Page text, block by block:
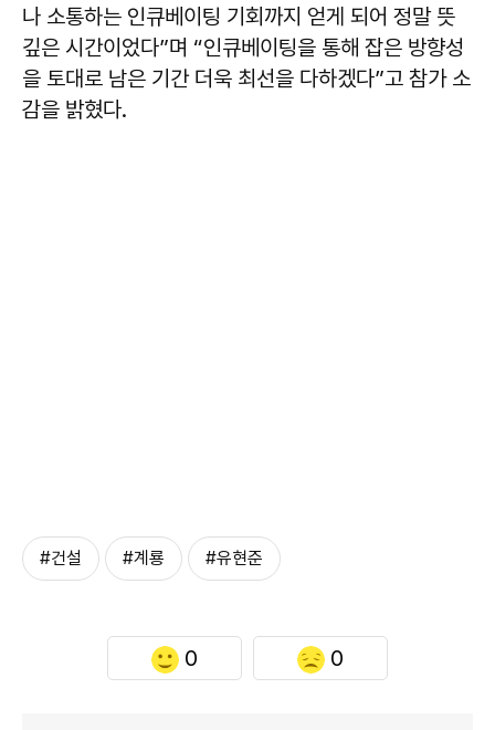
나 소통하는 인큐베이팅 기회까지 얻게 되어 정말 뜻
깊은 시간이었다”며 “인큐베이팅을 통해 잡은 방향성
을 토대로 남은 기간 더욱 최선을 다하겠다”고 참가 소
감을 밝혔다.
#건설 #계룡 #유현준
0 0